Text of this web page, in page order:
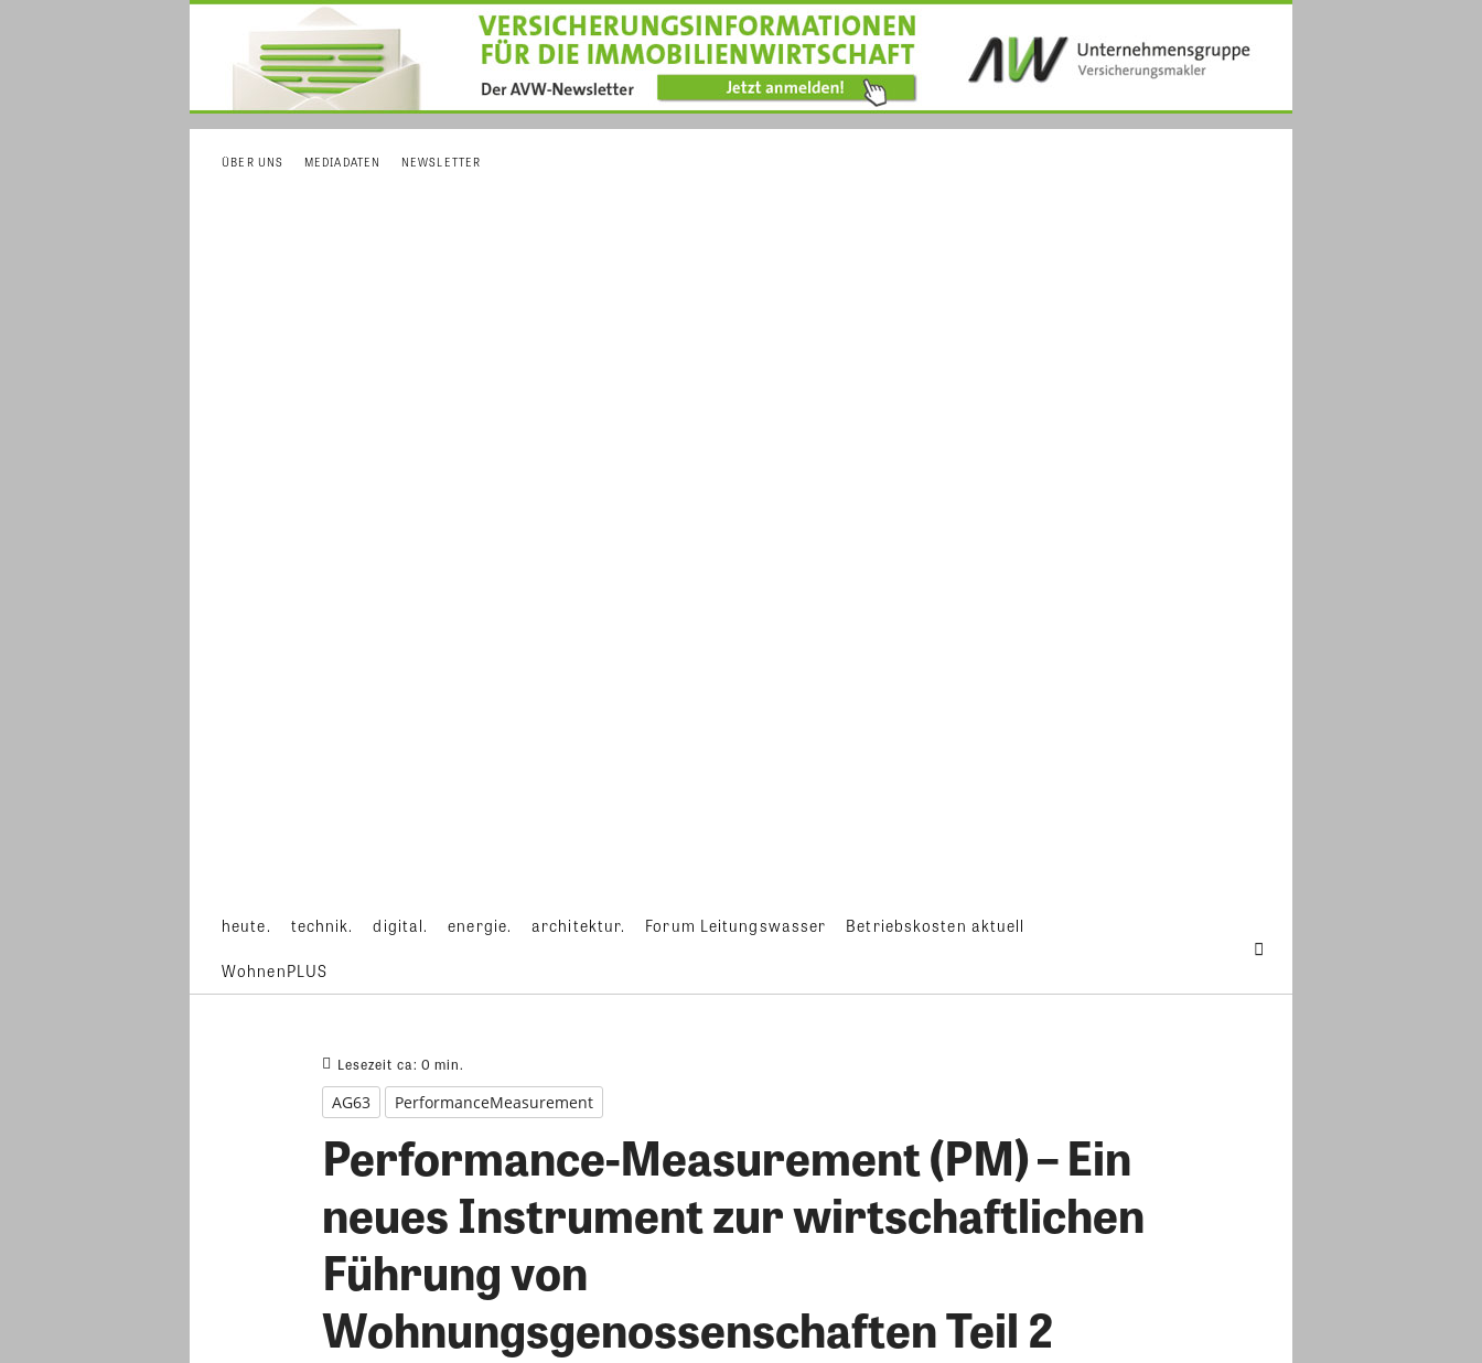
ÜBER UNS MEDIADATEN NEWSLETTER
heute. technik. digital. energie. architektur. Forum Leitungswasser Betriebskosten aktuell
WohnenPLUS
Lesezeit ca: 0 min.
AG63 PerformanceMeasurement
Performance-Measurement (PM) – Ein
neues Instrument zur wirtschaftlichen
Führung von
Wohnungsgenossenschaften Teil 2